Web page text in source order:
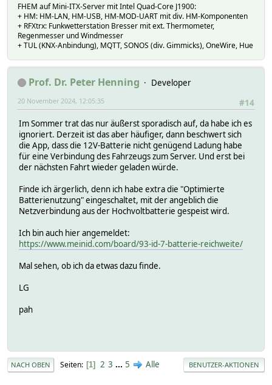
FHEM auf Mini-ITX-Server mit Intel Quad-Core J1900:
+ HM: HM-LAN, HM-USB, HM-MOD-UART mit div. HM-Komponenten
+ RFXtrx: Funkwetterstation Bresser mit ext. Thermometer,
Regenmesser und Windmesser
+ TUL (KNX-Anbindung), MQTT, SONOS (div. Gimmicks), OneWire, Hue
Prof. Dr. Peter Henning
Developer
#14
20 November 2024, 12:05:35
Im Sommer trat das nur äußerst sporadisch auf, da habe ich es
ignoriert. Derzeit ist das aber häufiger, dann beschwert sich
die App, dass die 12V-Batterie nicht genügend Ladung habe
für eine Verbindung des Fahrzeugs zum Server. Und erst bei
der nächsten Fahrt wieder geladen würde.
Finde ich ärgerlich, denn ich habe extra die "Optimierte
Batterienutzung" eingeschaltet, mit der angeblich die
Netzverbindung aus der Hochvoltbatterie gespeist wird.
Ich bin auch hier angemeldet:
https://www.meinid.com/board/93-id-7-batterie-reichweite/
Mal sehen, ob ich da etwas dazu finde.
LG
pah
NACH OBEN Seiten 1 2 3 ... 5 Alle BENUTZER-AKTIONEN